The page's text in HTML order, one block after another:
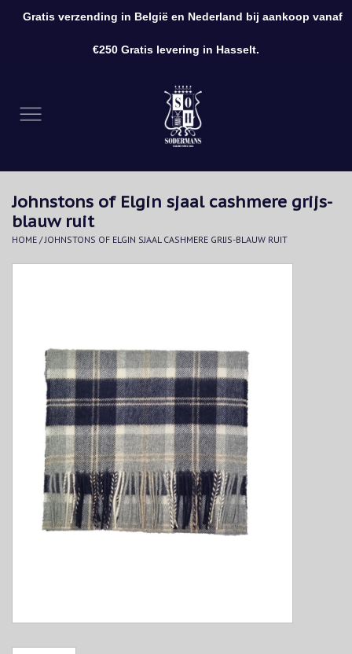
Kleding
Accessoires
Johnstons of Elgin sjaal cashmere grijs-
blauw ruit
HOME / JOHNSTONS OF ELGIN SJAAL CASHMERE GRIJS-BLAUW RUIT
Gratis verzending in België en Nederland bij aankoop vanaf
€250 Gratis levering in Hasselt.